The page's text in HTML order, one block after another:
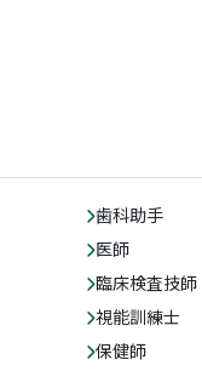
歯科助手
医師
臨床検査技師
視能訓練士
保健師